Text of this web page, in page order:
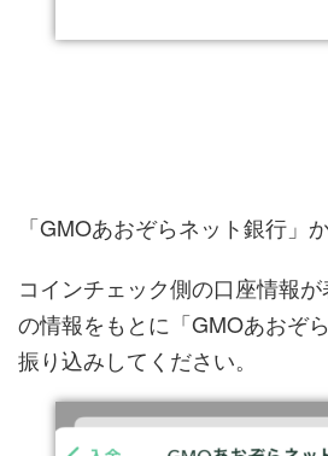
「GMOあおぞらネット銀行」
コインチェック側の口座情報
の情報をもとに「GMOあおぞ
振り込みしてください。